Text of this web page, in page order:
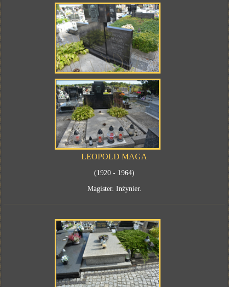
LEOPOLD MAGA
(1920 - 1964)
Magister. Inżynier.